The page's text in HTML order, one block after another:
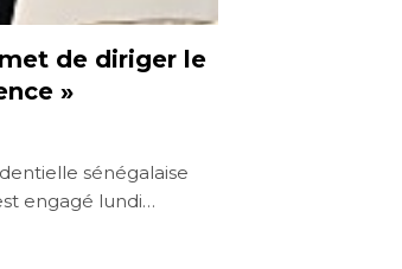
de diriger le
»
sénégalaise
engagé lundi…